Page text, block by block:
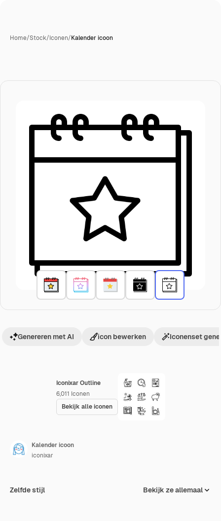
Home/Stock/Iconen/Kalender icoon
Iconixar Outline
6,011 Iconen
Bekijk alle iconen
Genereren met AI icon bewerken Iconenset
Kalender icoon
iconixar
Zelfde stijl Bekijk ze allemaal